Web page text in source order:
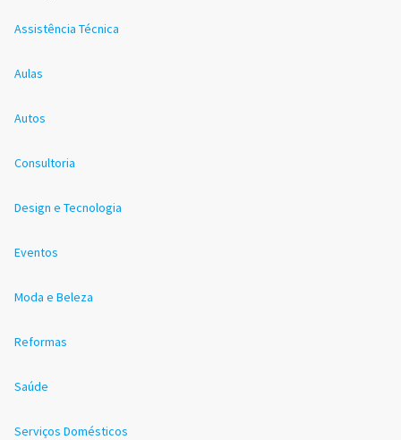
Assistência Técnica
Aulas
Autos
Consultoria
Design e Tecnologia
Eventos
Moda e Beleza
Reformas
Saúde
Serviços Domésticos